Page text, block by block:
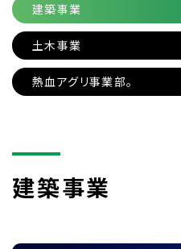
建築事業
土木事業
熱血アグリ事業部。
建築事業